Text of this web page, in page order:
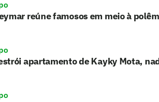
reúne famosos em meio à
apartamento de Kayky Mota,